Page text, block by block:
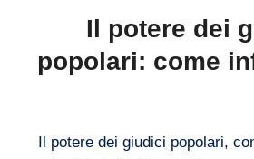
Il potere dei
popolari: come
Il potere dei giudici popolari,